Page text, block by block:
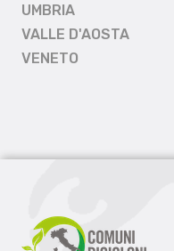
UMBRIA
VALLE D'AOSTA
VENETO